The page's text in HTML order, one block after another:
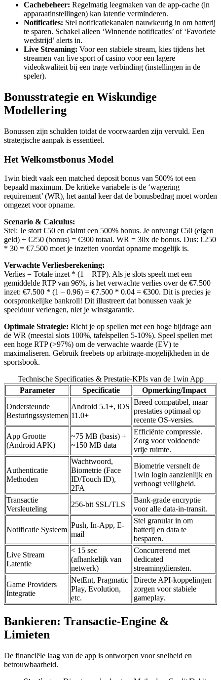
Cachebeheer: Regelmatig leegmaken van de app-cache (in
apparaatinstellingen) kan latentie verminderen.
Notificaties: Stel notificatiekanalen nauwkeurig in om batterij
te sparen. Schakel alleen ‘Winnende notificaties’ of ‘Favoriete
wedstrijd’ alerts in.
Live Streaming: Voor een stabiele stream, kies tijdens het
streamen van live sport of casino voor een lagere
videokwaliteit bij een trage verbinding (instellingen in de
speler).
Bonusstrategie en Wiskundige
Modellering
Bonussen zijn schulden totdat de voorwaarden zijn vervuld. Een
strategische aanpak is essentieel.
Het Welkomstbonus Model
1win biedt vaak een matched deposit bonus van 500% tot een
bepaald maximum. De kritieke variabele is de ‘wagering
requirement’ (WR), het aantal keer dat de bonusbedrag moet worden
omgezet voor opname.
Scenario & Calculus:
Stel: Je stort €50 en claimt een 500% bonus. Je ontvangt €50 (eigen
geld) + €250 (bonus) = €300 totaal. WR = 30x de bonus. Dus: €250
* 30 = €7.500 moet je inzetten voordat opname mogelijk is.
Verwachte Verliesberekening:
Verlies = Totale inzet * (1 – RTP). Als je slots speelt met een
gemiddelde RTP van 96%, is het verwachte verlies over de €7.500
inzet: €7.500 * (1 – 0.96) = €7.500 * 0.04 = €300. Dit is precies je
oorspronkelijke bankroll! Dit illustreert dat bonussen vaak je
speelduur verlengen, niet je winstgarantie.
Optimale Strategie: Richt je op spellen met een hoge bijdrage aan
de WR (meestal slots 100%, tafelspellen 5-10%). Speel spellen met
een hoge RTP (>97%) om de verwachte waarde (EV) te
maximaliseren. Gebruik freebets op arbitrage-mogelijkheden in de
sportsbook.
Technische Specificaties & Prestatie-KPIs van de 1win App
Parameter
Specificatie
Opmerking/Impact
Ondersteunde
Besturingssystemen
Android 5.1+, iOS
11.0+
Breed compatibel, maar
prestaties optimaal op
recente OS-versies.
App Grootte
(Android APK)
~75 MB (basis) +
~150 MB data
Efficiënte compressie.
Zorg voor voldoende
vrije ruimte.
Authenticatie
Methoden
Wachtwoord,
Biometrie (Face
ID/Touch ID),
2FA
Biometrie versnelt de
1win login aanzienlijk en
verhoogt veiligheid.
Transactie
Versleuteling
256-bit SSL/TLS
Bank-grade encryptie
voor alle data-in-transit.
Notificatie Systeem
Push, In-App, E-
mail
Stel granular in om
batterij en data te
besparen.
Live Stream
Latentie
< 15 sec
(afhankelijk van
netwerk)
Concurrerend met
dedicated
streamingdiensten.
Game Providers
Integratie
NetEnt, Pragmatic
Play, Evolution,
etc.
Directe API-koppelingen
zorgen voor stabiele
gameplay.
Bankieren: Transactie-Engine &
Limieten
De financiële laag van de app is ontworpen voor snelheid en
betrouwbaarheid.